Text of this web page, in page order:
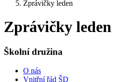
Zprávičky leden
Zprávičky leden
Školní družina
O nás
Vnitřní řád ŠD